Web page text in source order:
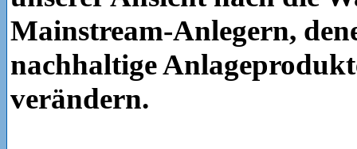
Mainstream-Anlegern,
nachhaltige
verändern.